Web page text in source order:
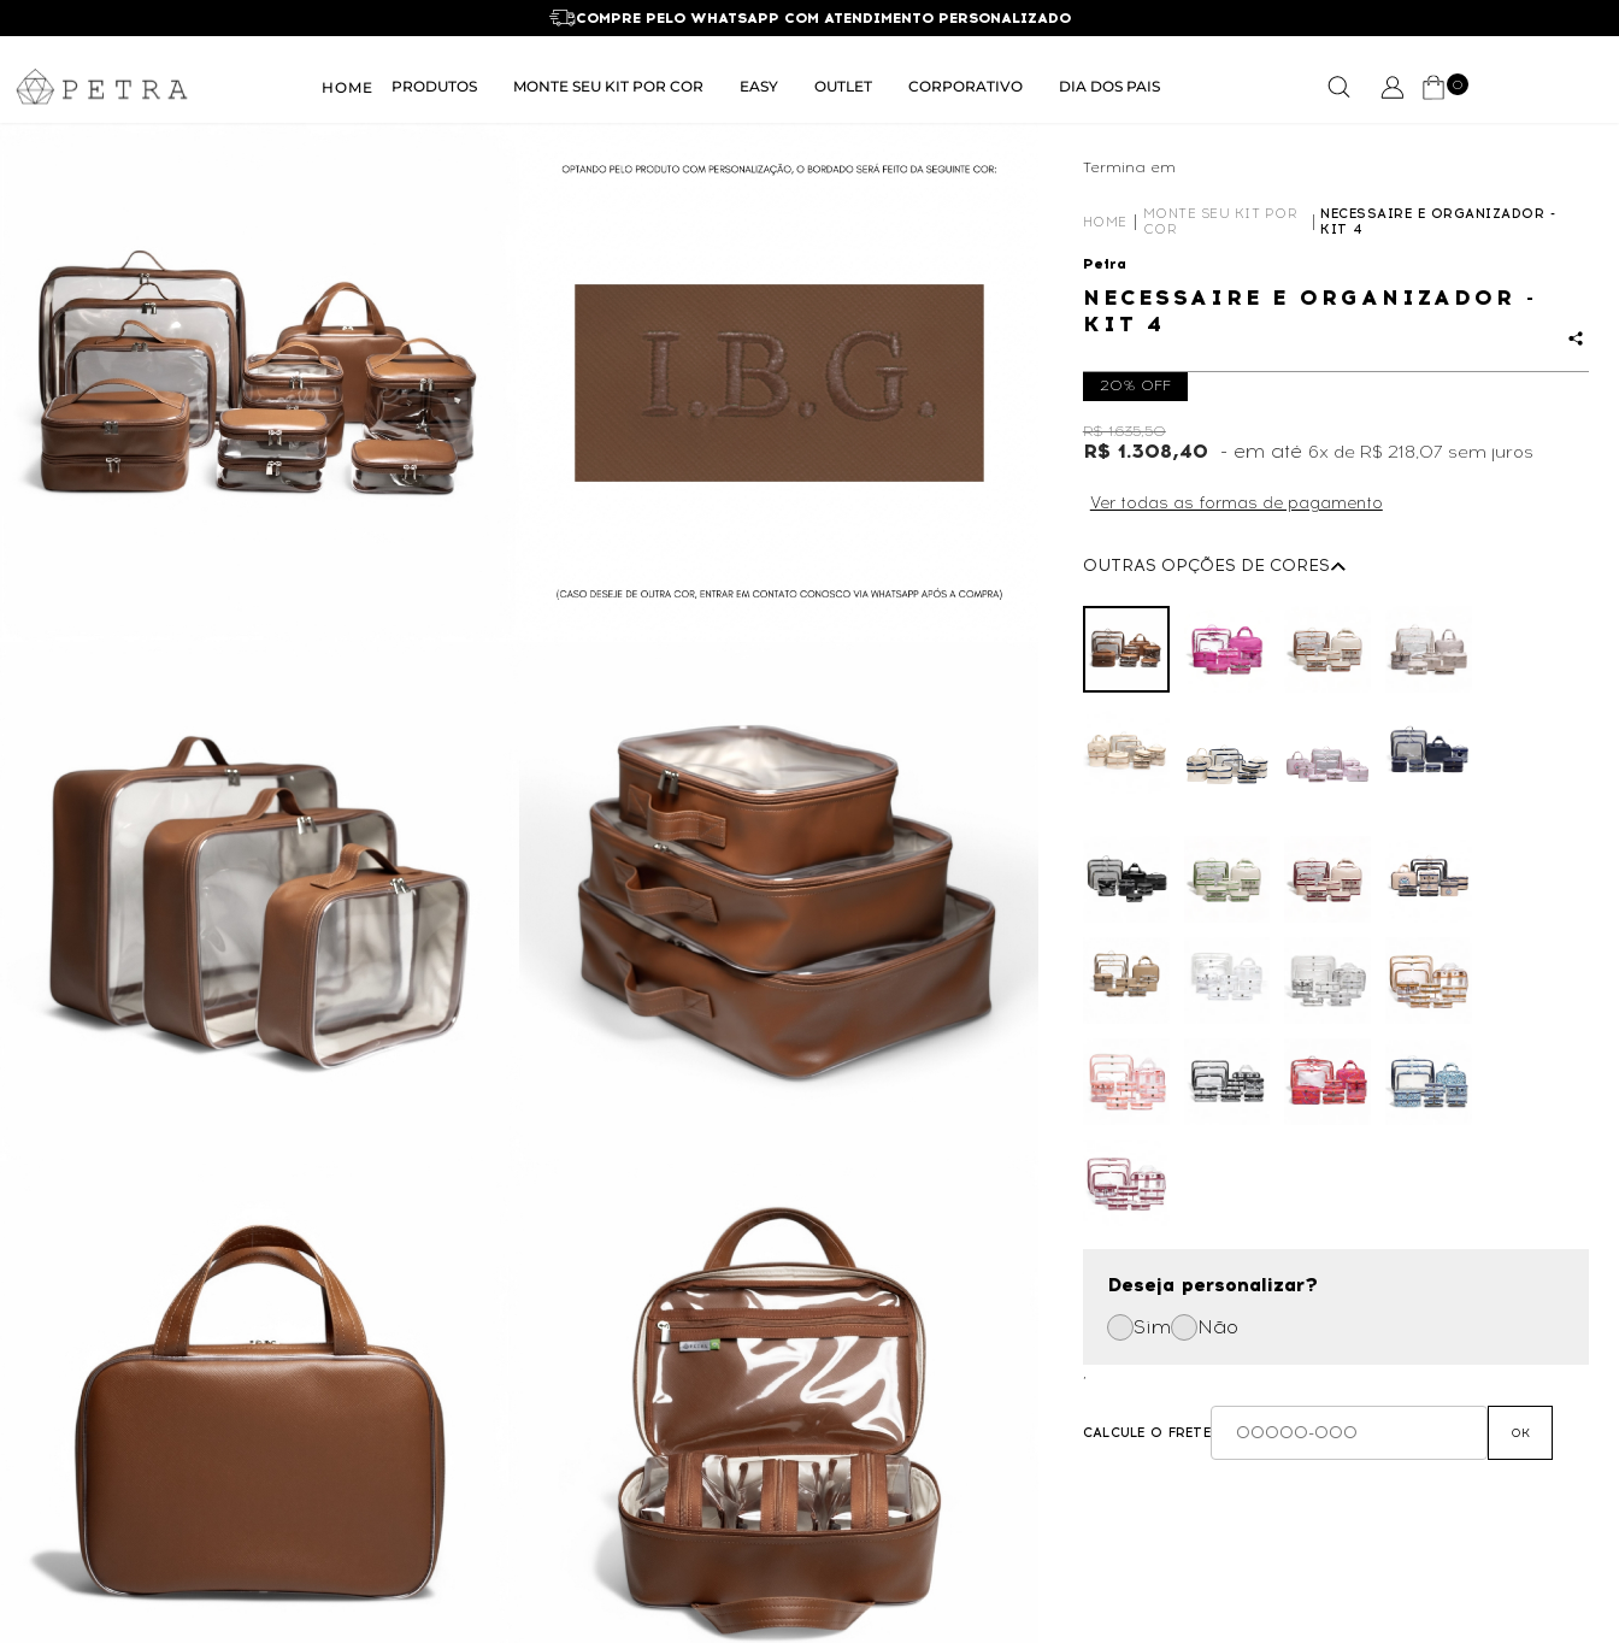
COMPRE PELO WHATSAPP COM ATENDIMENTO PERSONALIZADO
HOME PRODUTOS MONTE SEU KIT POR COR EASY OUTLET CORPORATIVO DIA DOS PAIS 0
Termina em
HOME
MONTE SEU KIT POR
COR
NECESSAIRE E ORGANIZADOR -
KIT 4
Petra
NECESSAIRE E ORGANIZADOR -
KIT 4
20% OFF
R$ 1.635,50
R$ 1.308,40 6x de R$ 218,07 sem juros
Ver todas as formas de pagamento
OUTRAS OPÇÕES DE CORES
Deseja personalizar?
Sim
Não
CALCULE O FRETE OK